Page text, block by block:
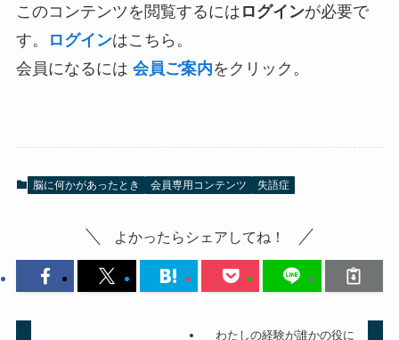
このコンテンツを閲覧するには ログインが必要で
す。
ログインはこちら。
会員になるには 会員ご案内をクリック。
脳に何かがあったとき 会員専用コンテンツ 失語症
よかったらシェアしてね！
わたしの経験が誰かの役に